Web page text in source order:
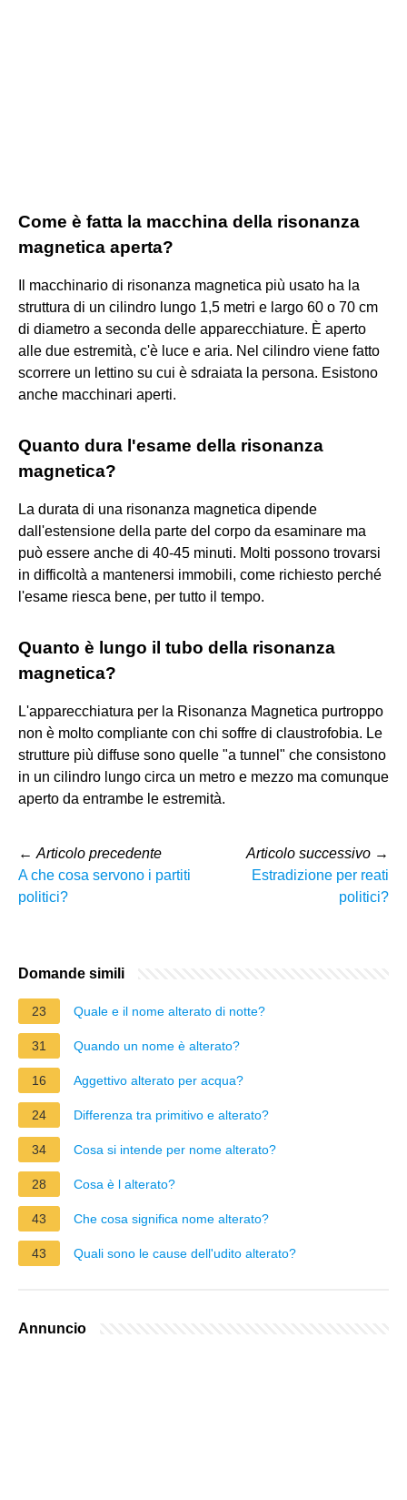
Come è fatta la macchina della risonanza
magnetica aperta?
Il macchinario di risonanza magnetica più usato ha la
struttura di un cilindro lungo 1,5 metri e largo 60 o 70 cm
di diametro a seconda delle apparecchiature. È aperto
alle due estremità, c'è luce e aria. Nel cilindro viene fatto
scorrere un lettino su cui è sdraiata la persona. Esistono
anche macchinari aperti.
Quanto dura l'esame della risonanza
magnetica?
La durata di una risonanza magnetica dipende
dall'estensione della parte del corpo da esaminare ma
può essere anche di 40-45 minuti. Molti possono trovarsi
in difficoltà a mantenersi immobili, come richiesto perché
l'esame riesca bene, per tutto il tempo.
Quanto è lungo il tubo della risonanza
magnetica?
L'apparecchiatura per la Risonanza Magnetica purtroppo
non è molto compliante con chi soffre di claustrofobia. Le
strutture più diffuse sono quelle "a tunnel" che consistono
in un cilindro lungo circa un metro e mezzo ma comunque
aperto da entrambe le estremità.
← Articolo precedente
A che cosa servono i partiti
politici?
Articolo successivo →
Estradizione per reati
politici?
Domande simili
23 Quale e il nome alterato di notte?
31 Quando un nome è alterato?
16 Aggettivo alterato per acqua?
24 Differenza tra primitivo e alterato?
34 Cosa si intende per nome alterato?
28 Cosa è l alterato?
43 Che cosa significa nome alterato?
43 Quali sono le cause dell'udito alterato?
Annuncio